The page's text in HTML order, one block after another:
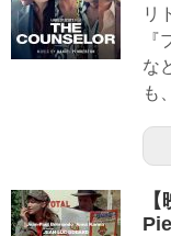
リ
な
も